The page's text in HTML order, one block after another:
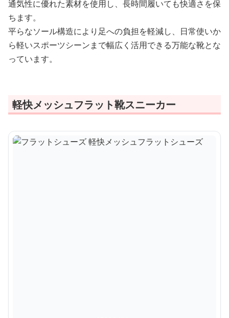
通気性に優れた素材を使用し、長時間履いても快適さを保
ちます。
平らなソール構造により足への負担を軽減し、日常使いか
ら軽いスポーツシーンまで幅広く活用できる万能な靴とな
っています。
軽快メッシュフラット靴スニーカー